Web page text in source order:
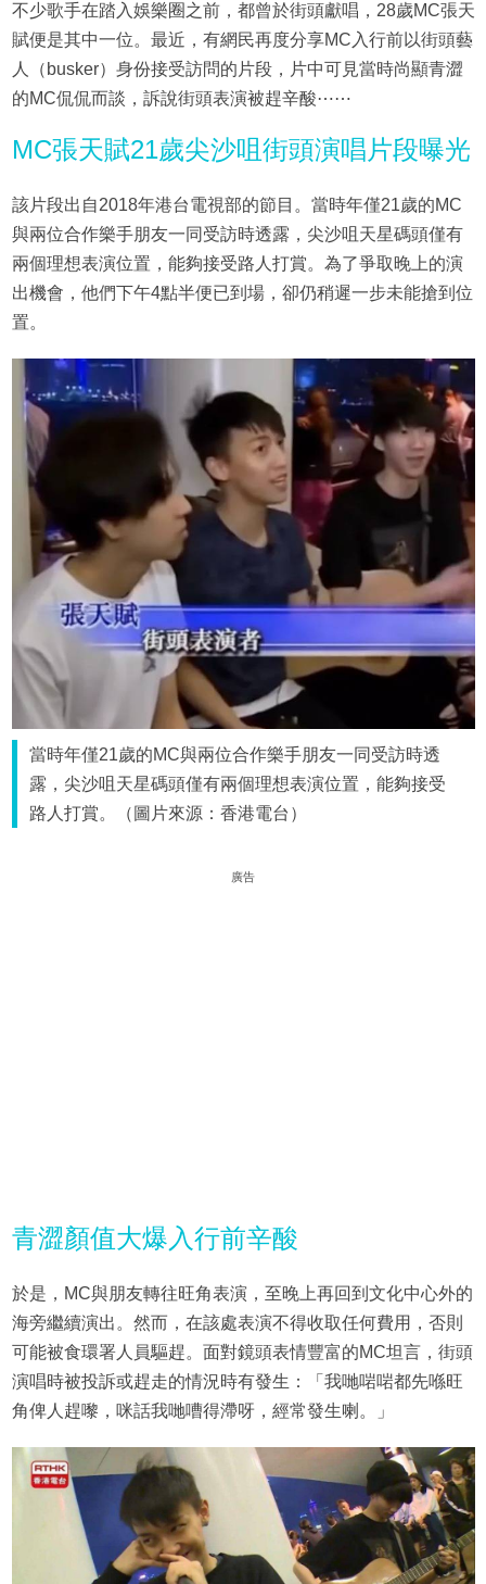
不少歌手在踏入娛樂圈之前，都曾於街頭獻唱，28歲MC張天
賦便是其中一位。最近，有網民再度分享MC入行前以街頭藝
人（busker）身份接受訪問的片段，片中可見當時尚顯青澀
的MC侃侃而談，訴說街頭表演被趕辛酸⋯⋯
MC張天賦21歲尖沙咀街頭演唱片段曝光
該片段出自2018年港台電視部的節目。當時年僅21歲的MC
與兩位合作樂手朋友一同受訪時透露，尖沙咀天星碼頭僅有
兩個理想表演位置，能夠接受路人打賞。為了爭取晚上的演
出機會，他們下午4點半便已到場，卻仍稍遲一步未能搶到位
置。
當時年僅21歲的MC與兩位合作樂手朋友一同受訪時透
露，尖沙咀天星碼頭僅有兩個理想表演位置，能夠接受
路人打賞。（圖片來源：香港電台）
廣告
青澀顏值大爆入行前辛酸
於是，MC與朋友轉往旺角表演，至晚上再回到文化中心外的
海旁繼續演出。然而，在該處表演不得收取任何費用，否則
可能被食環署人員驅趕。面對鏡頭表情豐富的MC坦言，街頭
演唱時被投訴或趕走的情況時有發生：「我哋啱啱都先喺旺
角俾人趕嚟，咪話我哋嘈得滯呀，經常發生喇。」